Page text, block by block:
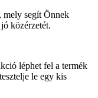
mely segít Önnek
közérzetét.
léphet fel a termék
le egy kis